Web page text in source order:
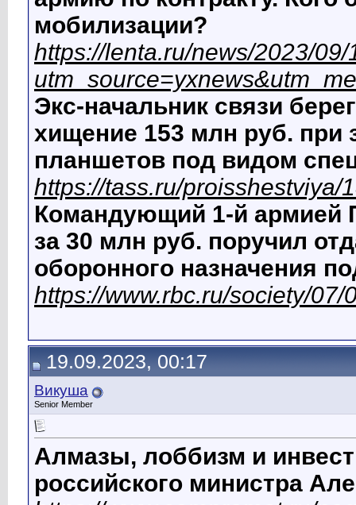
мобилизации?
https://lenta.ru/news/2023/09/
Экс-начальник связи
хищение 153 млн руб. при
планшетов под видом
https://tass.ru/proisshestviya/
Командующий 1-й армией
за 30 млн руб. поручил
оборонного назначения
https://www.rbc.ru/society/
19.09.2023, 00:17
Викуша
Senior Member
Алмазы, лоббизм и
российского министра